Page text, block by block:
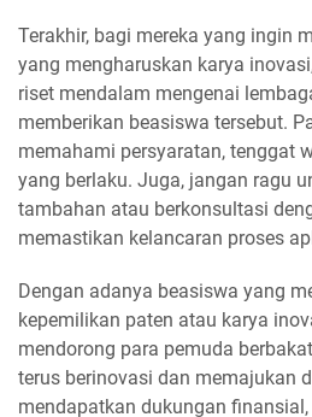
Terakhir, bagi mereka yang ingin
yang mengharuskan karya
riset mendalam mengenai
memberikan beasiswa tersebut.
memahami persyaratan, tenggat
yang berlaku. Juga, jangan ragu
tambahan atau berkonsultasi
memastikan kelancaran proses
Dengan adanya beasiswa yang
kepemilikan paten atau karya
mendorong para pemuda
terus berinovasi dan memajukan
mendapatkan dukungan